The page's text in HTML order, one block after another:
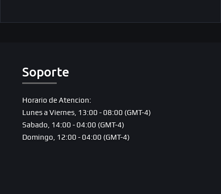
Soporte
Horario de Atencion:
Lunes a Viernes, 13:00 - 08:00 (GMT-4)
Sabado, 14:00 - 04:00 (GMT-4)
Domingo, 12:00 - 04:00 (GMT-4)